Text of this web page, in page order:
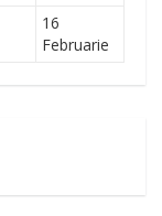
16
Februarie